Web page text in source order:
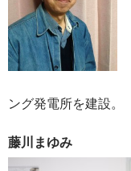
ング発電所を建設。
藤川まゆみ